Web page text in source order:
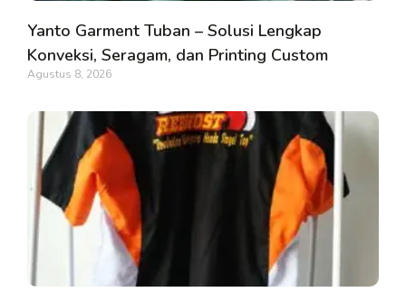
Yanto Garment Tuban – Solusi Lengkap
Konveksi, Seragam, dan Printing Custom
Agustus 8, 2026